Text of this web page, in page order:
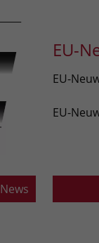
EU-
EU-
EU-
News